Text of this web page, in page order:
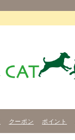
クーポン ポイント